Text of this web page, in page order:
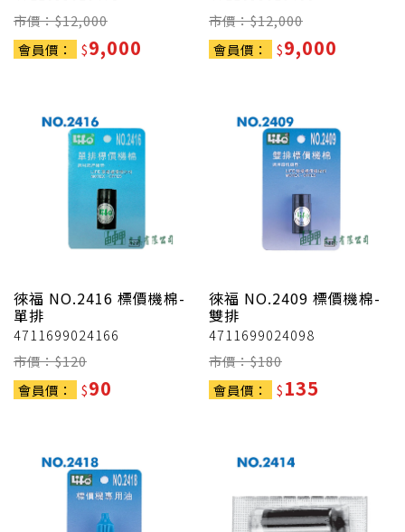
市價：$12,000
會員價：
$9,000
市價：$12,000
會員價：
$9,000
徠福 NO.2416 標價機棉-
單排
4711699024166
市價：$120
會員價：
$90
徠福 NO.2409 標價機棉-
雙排
4711699024098
市價：$180
會員價：
$135